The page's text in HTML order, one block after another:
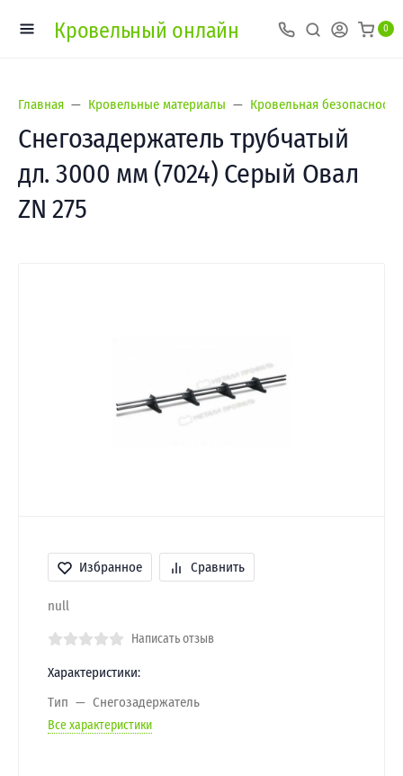
Кровельный онлайн 0
Главная Кровельные материалы Кровельная безопасность
Снегозадержатель трубчатый
дл. 3000 мм (7024) Серый Овал
ZN 275
Избранное Сравнить
null
Написать отзыв
Характеристики:
Тип
Снегозадержатель
Все характеристики